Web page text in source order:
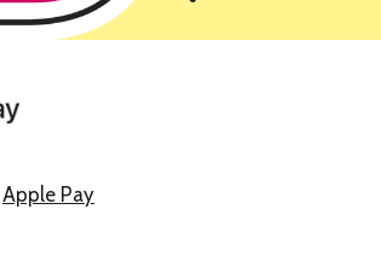
Apple Pay